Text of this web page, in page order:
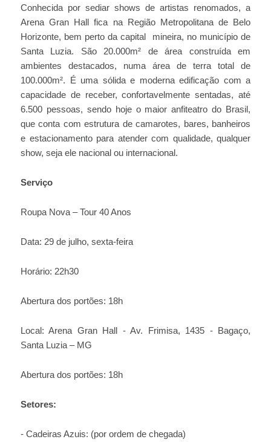
Conhecida por sediar shows de artistas renomados, a
Arena Gran Hall fica na Região Metropolitana de Belo
Horizonte, bem perto da capital mineira, no município de
Santa Luzia. São 20.000m² de área construída em
ambientes destacados, numa área de terra total de
100.000m². É uma sólida e moderna edificação com a
capacidade de receber, confortavelmente sentadas, até
6.500 pessoas, sendo hoje o maior anfiteatro do Brasil,
que conta com estrutura de camarotes, bares, banheiros
e estacionamento para atender com qualidade, qualquer
show, seja ele nacional ou internacional.
Serviço
Roupa Nova – Tour 40 Anos
Data: 29 de julho, sexta-feira
Horário: 22h30
Abertura dos portões: 18h
Local: Arena Gran Hall - Av. Frimisa, 1435 - Bagaço,
Santa Luzia – MG
Abertura dos portões: 18h
Setores:
- Cadeiras Azuis: (por ordem de chegada)